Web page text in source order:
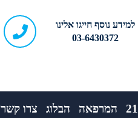
למידע נוסף חייגו אלינו
03-6430372
המרפאה הבלוג צרו קשר